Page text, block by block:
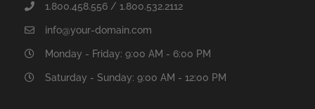
1.800.458.556 / 1.800.532.2112
info@your-domain.com
Monday - Friday: 9:00 AM - 6:00 PM
Saturday - Sunday: 9:00 AM - 12:00 PM